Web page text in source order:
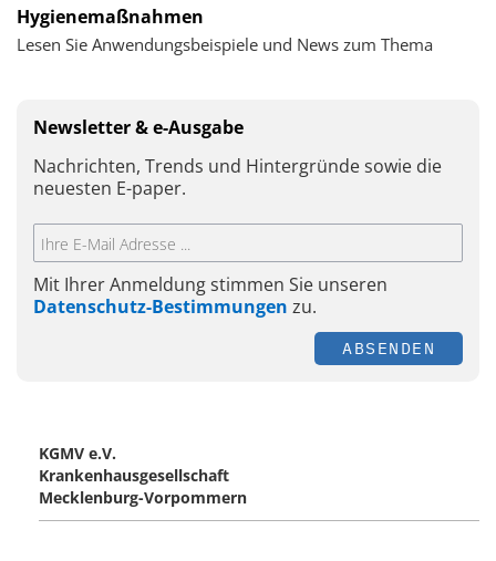
Hygienemaßnahmen
Lesen Sie Anwendungsbeispiele und News zum Thema
Newsletter & e-Ausgabe
Nachrichten, Trends und Hintergründe sowie die
neuesten E-paper.
Mit Ihrer Anmeldung stimmen Sie unseren
Datenschutz-Bestimmungen zu.
ABSENDEN
KGMV e.V.
Krankenhausgesellschaft
Mecklenburg-Vorpommern